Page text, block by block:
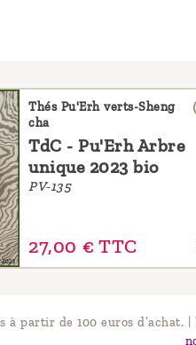
Thés Pu'Erh verts-Sheng
cha
TdC - Pu'Erh Arbre
unique 2023 bio
PV-135
27,00 € TTC
partir de 100 euros d’achat.